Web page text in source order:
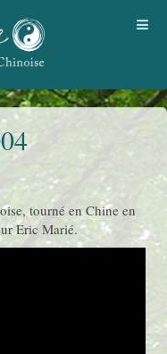
tourné en Chine en
Eric Marié.